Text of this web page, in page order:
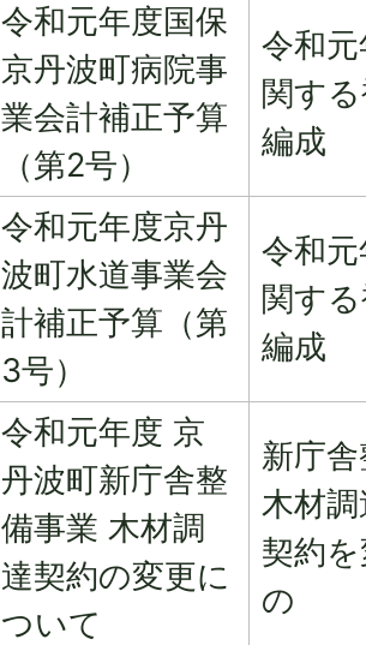
令和元年度国保
京丹波町病院事
業会計補正予算
（第2号）
令和
関す
編成
令和元年度京丹
波町水道事業会
計補正予算（第
3号）
令和
関す
編成
令和元年度 京
丹波町新庁舎整
備事業 木材調
達契約の変更に
ついて
新庁
木材
契約
の